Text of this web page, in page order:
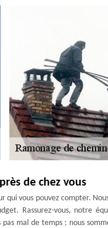
de chez vous
qui vous pouvez compter.
Rassurez-vous, notre
mal de temps ; nous